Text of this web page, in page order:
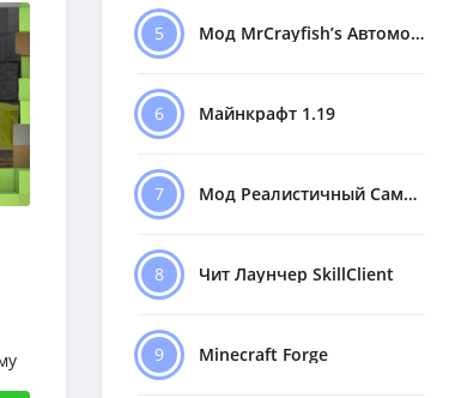
5 Мод MrCrayfish’s Автомобили
6 Майнкрафт 1.19
7 Мод Реалистичный Самолёт
8 Чит Лаунчер SkillClient
9 Minecraft Forge